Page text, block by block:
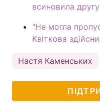
всиновила
"Не могла
Квіткова
Настя Каменських